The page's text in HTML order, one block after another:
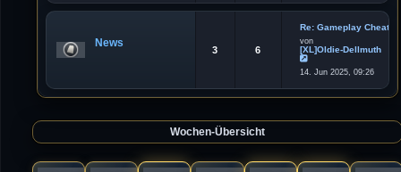
e
t
r
B
e
i
r
a
News
3 6
Re: Gameplay Cheater
von
[XL]Oldie-Dellmuth
N
e
e
t
14. Jun 2025, 09:26
Wochen-Übersicht